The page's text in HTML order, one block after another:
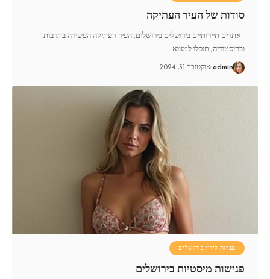
סודות של העיר העתיקה
אתרים תיירותיים בירושלים בירושלים, העיר העתיקה העשירה בתרבות
ובהיסטוריה, תוכלו למצוא
admin אוקטובר 31, 2024
נערות ליווי בירושלים
פגישות מיסטיות בירושלים